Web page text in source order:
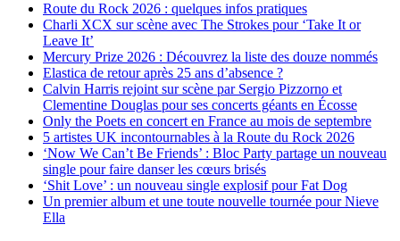
Route du Rock 2026 : quelques infos pratiques
Charli XCX sur scène avec The Strokes pour ‘Take It or
Leave It’
Mercury Prize 2026 : Découvrez la liste des douze nommés
Elastica de retour après 25 ans d’absence ?
Calvin Harris rejoint sur scène par Sergio Pizzorno et
Clementine Douglas pour ses concerts géants en Écosse
Only the Poets en concert en France au mois de septembre
5 artistes UK incontournables à la Route du Rock 2026
‘Now We Can’t Be Friends’ : Bloc Party partage un nouveau
single pour faire danser les cœurs brisés
‘Shit Love’ : un nouveau single explosif pour Fat Dog
Un premier album et une toute nouvelle tournée pour Nieve
Ella